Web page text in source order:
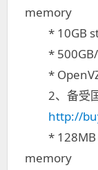
memory
* 10GB
* 500GB/
*
2、备受国
http://
* 128MB
memory